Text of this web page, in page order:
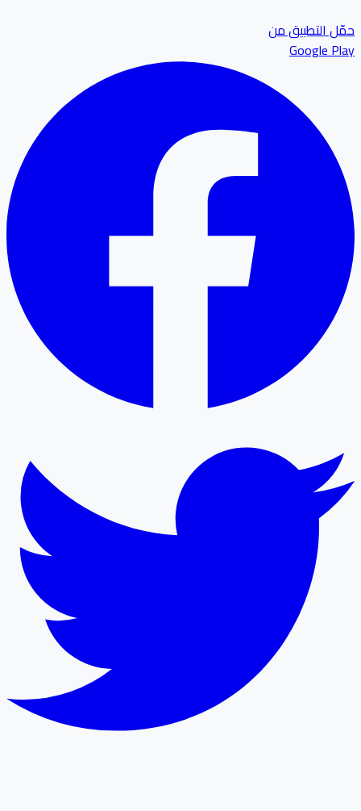
التطبيق من
Google